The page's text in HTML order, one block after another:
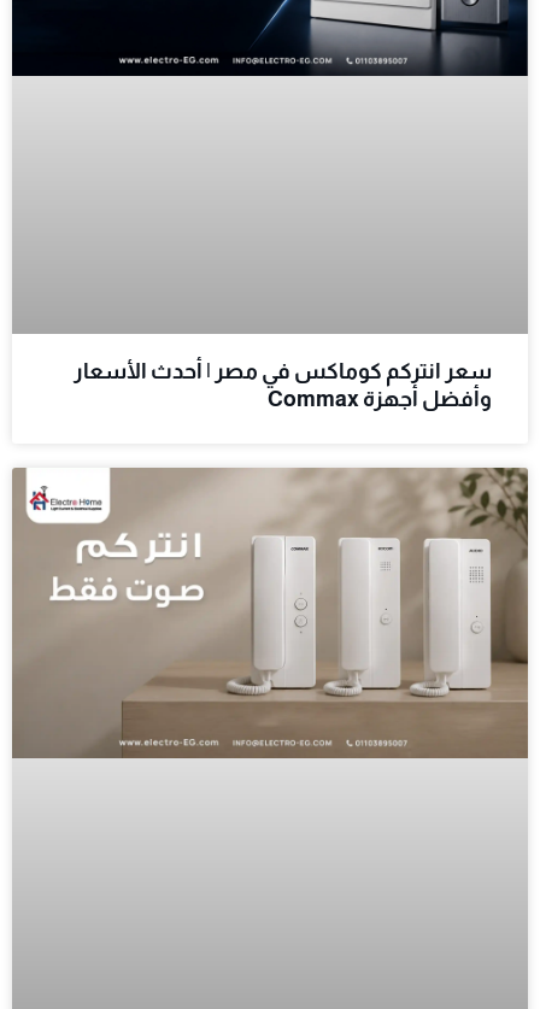
سعر انتركم كوماكس في مصر | أحدث الأسعار
وأفضل أجهزة Commax